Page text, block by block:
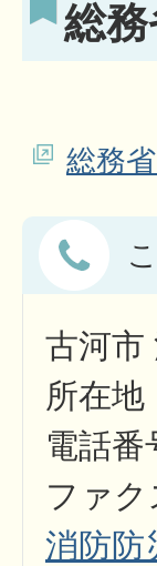
総
総務
古河
所在地
電話番
ファク
消防防